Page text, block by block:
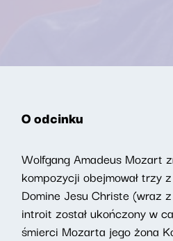
O odcinku
Wolfgang Amadeus Mozart
kompozycji obejmował trzy
Domine Jesu Christe (wraz
introit został ukończony w
śmierci Mozarta jego żona